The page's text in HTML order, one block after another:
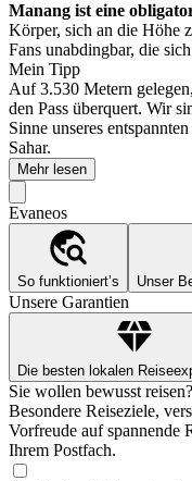
Manang ist eine
Körper, sich an die Höhe
Fans unabdingbar, die
Mein Tipp
Auf 3.530 Metern
den Pass überquert. Wir
Sinne unseres
Sahar.
Mehr lesen
Evaneos
So funktioniert’s Unser
Unsere Garantien
Die besten lokalen
Sie wollen bewusst reisen?
Besondere Reiseziele,
Vorfreude auf spannende
Ihrem Postfach.